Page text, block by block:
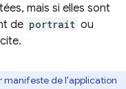
mais si elles sont
de portrait ou
manifeste de l'application